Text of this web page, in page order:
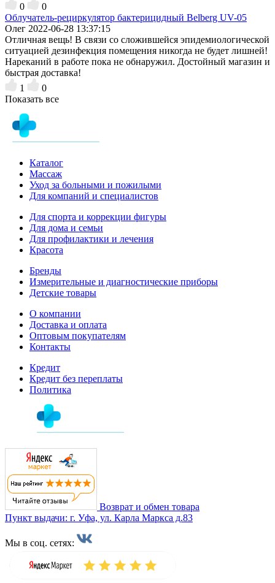
0
0
Облучатель-рециркулятор бактерицидный Belberg UV-05
Олег 2022-06-28 13:37:15
Отличная вещь! В связи со сложившейся эпидемиологической
ситуацией дезинфекция помещения никогда не будет лишней!
Нареканий в работе пока не обнаружил. Достойный магазин и
быстрая доставка!
1
0
Показать все
Каталог
Массаж
Уход за больными и пожилыми
Для компаний и специалистов
Для спорта и коррекции фигуры
Для дома и семьи
Для профилактики и лечения
Красота
Бренды
Измерительные и диагностические приборы
Детские товары
О компании
Доставка и оплата
Оптовым покупателям
Контакты
Кредит
Кредит без переплаты
Политика
Возврат и обмен товара
Пункт выдачи: г. Уфа, ул. Карла Маркса д.83
Мы в соц. сетях: